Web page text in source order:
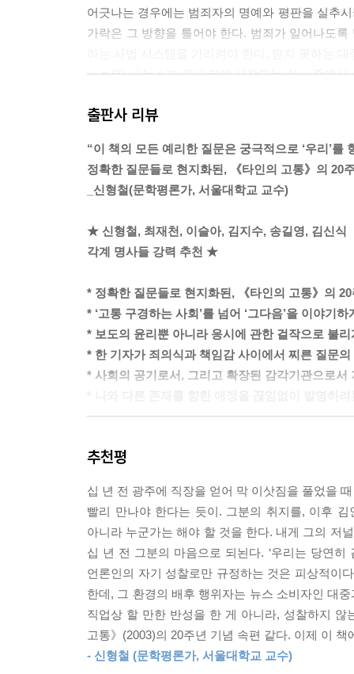
어긋나는 경우에는 범죄자의 명예와 평판을 실추
가락은 그 방향을 틀어야 한다. 범죄가 일어나도
--- p.69, 「뉴스가 끝난 뒤에 시작되는 것」 중에서
문제는 산업재해라는 고통의 흔함이다. 흔한 고통
도 한다. 산업재해가 흔하면 흔할수록 ‘끊이지 않
흔한 사고일수록, 어디서나 보이는 사고일수록
없는 상태가 되고 만다. 결국 시급하게 해결해야
전두환은 2021년에 90세의 나이로 사망했다. 자
도 모른다. 전두환은 죽었지만 그가 유언처럼 남
피해자들이 죽어갔던 금남로 5.18 민주광장 한복
에도, 지금도 울고 있는 모습으로 뉴스에 등장한
형성을 견뎌야 할 책임이 언론에 있다고 믿기에
--- p.111, 「아픔이 혐오가 될 때」 중에서
그들은 미디어에서 반복적으로 노출되고 있는 이
피해 영상을 사용하는 일이 불필요하다고 말했다
하려는 노력을 해치는 일이라는 주장도 당장 따라
실제로 아시아인 증오범죄의 순간은 뉴스 미디어
도 된 듯 통증마저 유발하는 영상을 본 사람들은
나 해시태그를 다는 일로 욕구를 얼마간 해소하고
결과적으로 소수자가 끔찍하게 폭행당하는 영상
게 트라우마를 일으킬 수 있다며 트리거 워닝
있는 콘텐츠라는 약속에 불과한 것처럼 읽히기도
--- p.163-164, 「트리거 워닝: 눈길을 사로잡거나
출판사 리뷰
“이 책의 모든 예리한 질문은 궁극적으로 ‘우리’를
정확한 질문들로 현지화된, 《타인의 고통》의 20
_신형철(문학평론가, 서울대학교 교수)
★ 신형철, 최재천, 이슬아, 김지수, 송길영, 김신식
각계 명사들 강력 추천 ★
* 정확한 질문들로 현지화된, 《타인의 고통》의
* ‘고통 구경하는 사회’를 넘어 ‘그다음’을 이야기
* 보도의 윤리뿐 아니라 응시에 관한 걸작으로 불
* 한 기자가 죄의식과 책임감 사이에서 찌른 질문
* 사회의 공기로서, 그리고 확장된 감각기관으로
‘고통의 포르노’를 넘어 우리가 도달하고자 하는 고
이 세계에 존재하는 수많은 고통 중 뉴스의 거름
충분할 정도로 규모가 크고, 극적이며, 이색적인
이슈가 되었다. 많은 기사가, 노동자가 소스를
자세하게 서술했다.
자극적인 묘사는 비판의 대상이 되었지만, 훼손
‘보이는 고통’만 주목받는 사이, ‘보이지 않는 고
절단되는 일뿐만 아니라, 고압 전류를 다루는 전
있는 것은 아니기 때문이다.
추천평
십 년 전 광주에 직장을 얻어 막 이삿짐을 풀었을
빨리 만나야 한다는 듯이. 그분의 취지를, 이후
아니라 누군가는 해야 할 것을 한다. 내게 그의 저
십 년 전 그분의 마음으로 되뇐다. ‘우리는 당연
언론인의 자기 성찰로만 규정하는 것은 피상적이
한데, 그 환경의 배후 행위자는 뉴스 소비자인 대
직업상 할 만한 반성을 한 게 아니라, 성찰하지
고통》(2003)의 20주년 기념 속편 같다. 이제 이 책
- 신형철 (문학평론가, 서울대학교 교수)